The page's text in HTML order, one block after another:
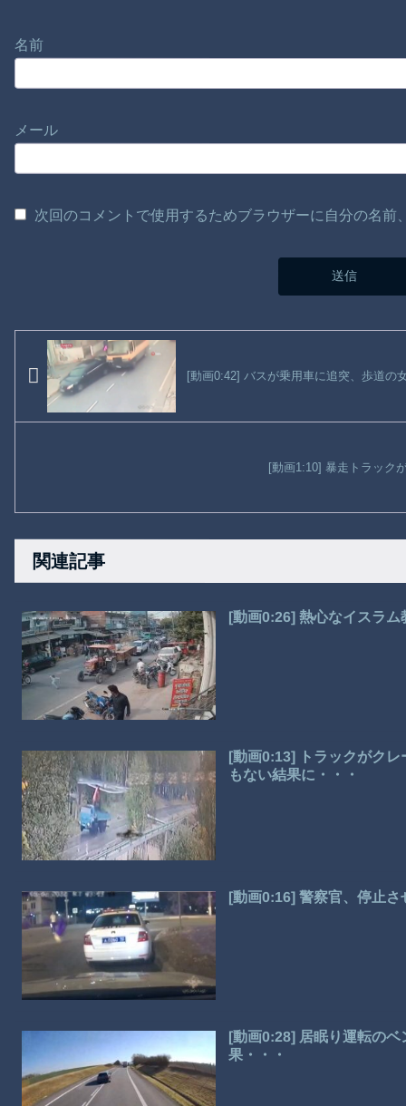
名前
メール
次回のコメントで使用するためブラウザーに自分の名
[動画0:42] バスが乗用車に追突、歩道の
[動画1:10] 暴走トラック
関連記事
[動画0:26] 熱心なイスラ
[動画0:13] トラックがク
もない結果に・・・
[動画0:16] 警察官、停止
[動画0:28] 居眠り運転の
果・・・